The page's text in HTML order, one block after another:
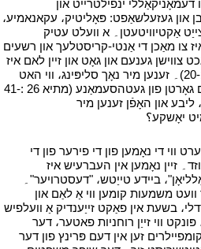
דעמאָניקאַללי ינפילטרייט און
און געזעלשאַפט: פּאָליטיק، עקאנאמיע،
אַקטיוויטעטן۔ א וועלט עטיק
צו מאַכן די אַנטי-קריסטלעך און רשעים
צווישן גענעם און גאָט און זיין לאם איז
אין פול סווינג (עפעסיאַנס 6: 20-10)۔ זענען מיר נאָך סליפּינג، ווי האט
פעטרוס، יעקב און יוחנן אין דעם גאָרטן פון געטהסעמאַנע (מתיא 26 :41-
ליבע און האָפֿן זענען מיר
יאָשקע؟
ווי די נאָמען פון די פירער פון די
זיין נאָמען אין העברעיש איז
ביידע טייַטש، "דעסטרויער"۔
וועט משמעות קומען ווי אַ לאַם און
בשעת אין פאַקט זייַענדיק אַ וועלפיש
ווי זייַן רוחניות פאטער، דער
זען אין דעם פּרינץ פון דער